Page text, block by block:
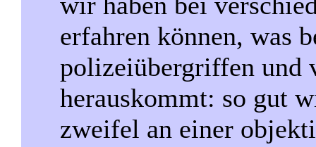
erfahren können, was
polizeiübergriffen und
herauskommt: so gut
zweifel an einer